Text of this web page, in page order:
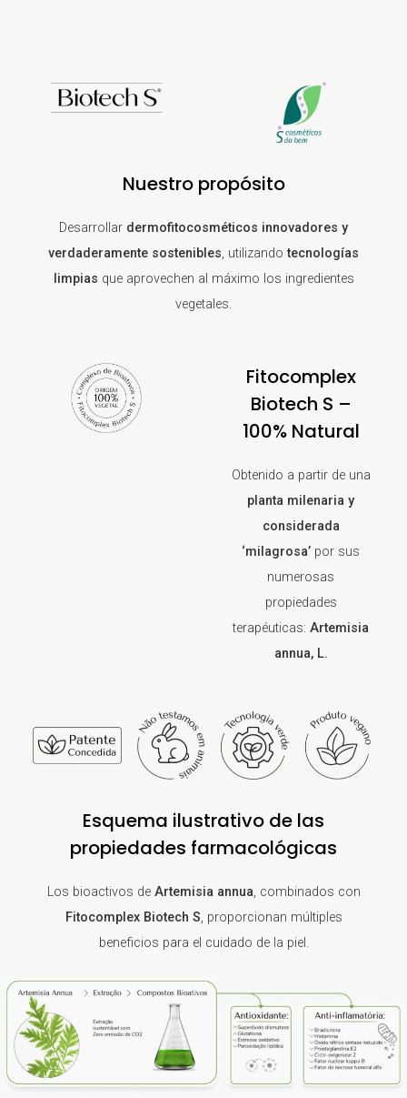
Nuestro propósito
Desarrollar dermofitocosméticos innovadores y
verdaderamente sostenibles, utilizandotecnologías
limpias que aprovechen al máximo los ingredientes
vegetales.
Fitocomplex
Biotech S –
100% Natural
Obtenido a partir de una
planta milenaria y
considerada
‘milagrosa’ por sus
numerosas
propiedades
terapéuticas: Artemisia
annua, L.
Esquema ilustrativo de las
propiedades farmacológicas
Los bioactivos de Artemisia annua, combinados con
Fitocomplex Biotech S, proporcionan múltiples
beneficios para el cuidado de la piel.